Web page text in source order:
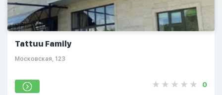
Tattuu Family
Московская, 123
0